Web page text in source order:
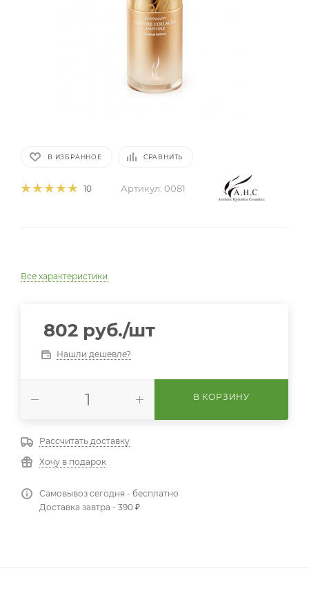
В ИЗБРАННОЕ СРАВНИТЬ
10 Артикул: 0081
Все характеристики
802 руб./шт
Нашли дешевле?
В КОРЗИНУ
Рассчитать доставку
Хочу в подарок
Самовывоз сегодня - бесплатно
Доставка завтра - 390 ₽